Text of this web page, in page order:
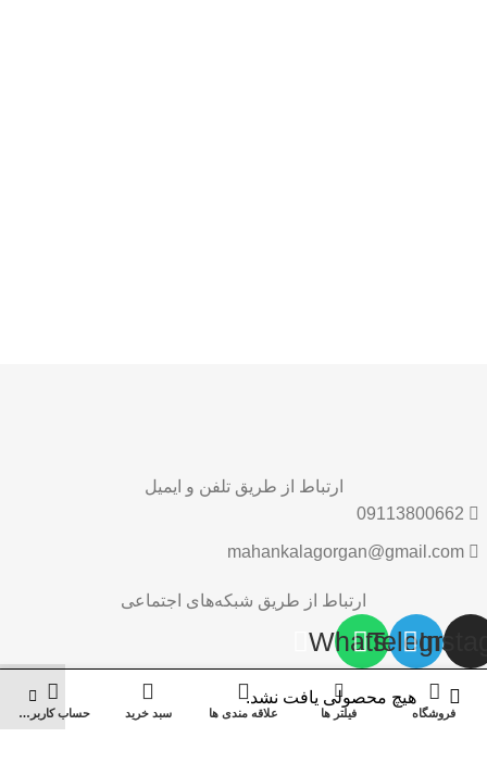
هیچ محصولی یافت نشد.
ارتباط از طریق تلفن و ایمیل
09113800662
mahankalagorgan@gmail.com
ارتباط از طریق شبکه‌های اجتماعی
Telegram
Whatsapp
فروشگاه فیلتر ها
0
علاقه مندی ها
0
سبد خرید حساب کاربری من